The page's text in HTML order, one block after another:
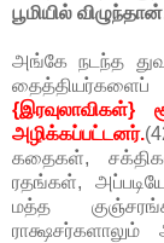
பூமியில் விழுந்தான்
அங்கே நடந்த
அழிக்கப்பட்டனர்.
கதைகள்,
ரதங்கள்,
மத்த
ராக்ஷசர்களாலும்